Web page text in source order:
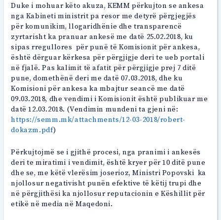
Duke i mohuar këto akuza, KEMM përkujton se ankesa
nga Kabineti ministrit pa resor me detyrë përgjegjës
për komunikim, llogaridhënie dhe transparencë
zyrtarisht ka pranuar ankesë me datë 25.02.2018, ku
sipas rregullores për punë të Komisionit për ankesa,
është dërguar kërkesa për përgjigje deri te ueb portali
në fjalë. Pas kalimit të afatit për përgjigje prej 7 ditë
pune, domethënë deri me datë 07.03.2018, dhe ku
Komisioni për ankesa ka mbajtur seancë me datë
09.03.2018, dhe vendimi i Komisionit është publikuar me
datë 12.03.2018. (Vendimin mundeni ta gjeni në:
https://semm.mk/attachments/12-03-2018/robert-
dokazm.pdf)
Përkujtojmë se i gjithë procesi, nga pranimi i ankesës
deri te miratimi i vendimit, është kryer për 10 ditë pune
dhe se, me këtë vlerësim joserioz, Ministri Popovski ka
njollosur negativisht punën efektive të këtij trupi dhe
në përgjithësi ka njollosur reputacionin e Këshillit për
etikë në media në Maqedoni.